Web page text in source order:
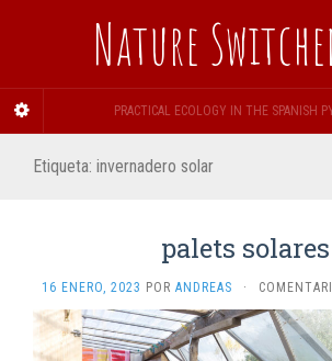
Nature
PRACTICAL ECOLOGY IN THE SPANISH
Etiqueta: invernadero solar
palets solares
16 ENERO, 2023 POR ANDREAS ·